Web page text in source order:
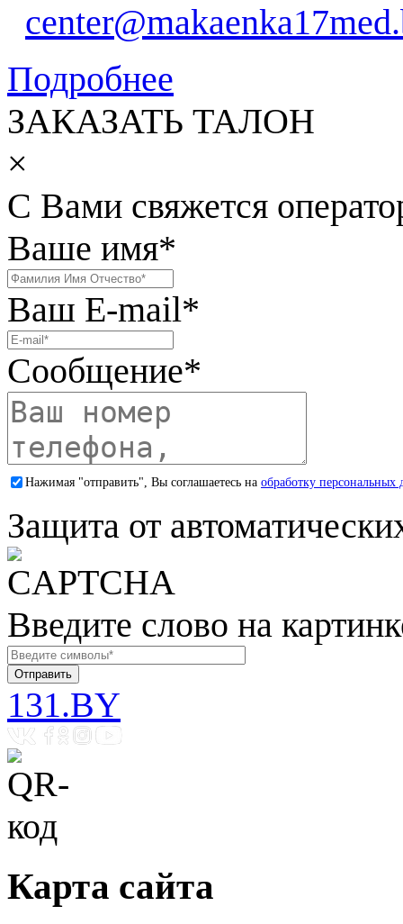
Подробнее
ЗАКАЗАТЬ ТАЛОН
×
С Вами свяжется
Ваше имя*
Ваш E-mail*
Сообщение*
Нажимая "отправить", Вы соглашаетесь на обработку персональных
Защита от
Введите слово на
131.BY
Карта сайта